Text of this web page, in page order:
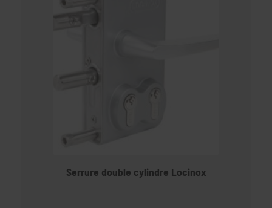
Serrure double cylindre Locinox